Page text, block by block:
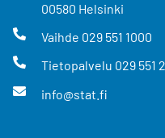
00580 Helsinki
Vaihde 029 551 1000
Tietopalvelu 029 551
info@stat.fi